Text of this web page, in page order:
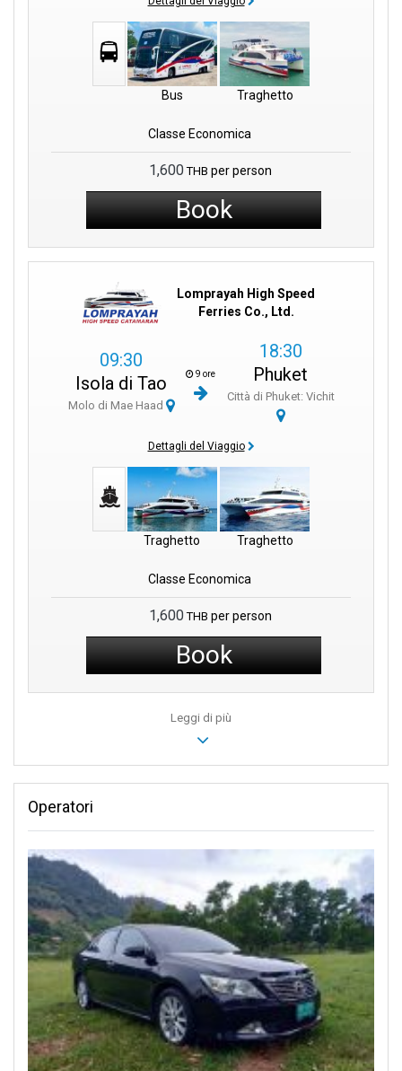
Bus Traghetto
Classe Economica
1,600 THB per person
Book
Lomprayah High Speed
Ferries Co., Ltd.
09:30
Isola di Tao
Molo di Mae Haad
9 ore
18:30
Phuket
Città di Phuket: Vichit
Dettagli del Viaggio
Traghetto Traghetto
Classe Economica
1,600 THB per person
Book
Leggi di più
Operatori